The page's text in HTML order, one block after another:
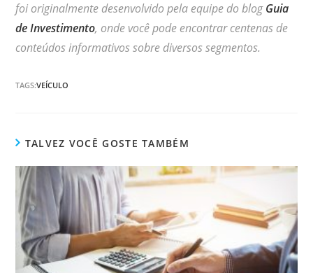
foi originalmente desenvolvido pela equipe do blogGuia
de Investimento, onde você pode encontrar centenas de
conteúdos informativos sobre diversos segmentos.
TAGS:VEÍCULO
TALVEZ VOCÊ GOSTE TAMBÉM